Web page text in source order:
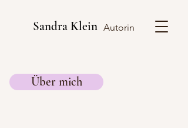
Sandra Klein Autorin
Über mich